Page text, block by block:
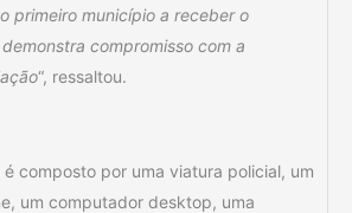
primeiro município a receber o
compromisso com a
“, ressaltou.
composto por uma viatura policial, um
um computador desktop, uma